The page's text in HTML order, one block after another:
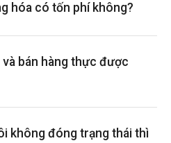
hóa có tốn phí không?
bán hàng thực được
không đóng trạng thái thì